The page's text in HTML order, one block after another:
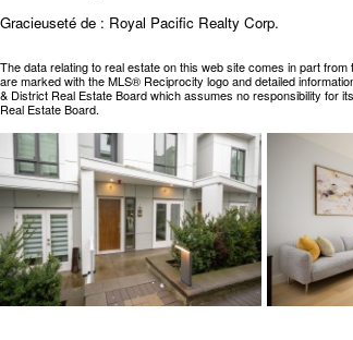
Gracieuseté de : Royal Pacific Realty Corp.
The data relating to real estate on this web site comes in part
are marked with the MLS® Reciprocity logo and detailed
& District Real Estate Board which assumes no responsibility for
Real Estate Board.